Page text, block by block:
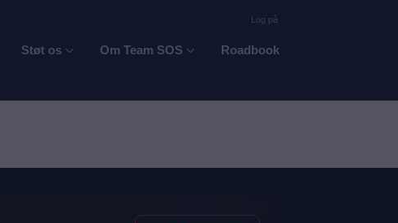
Log på
Støt os Om Team SOS Roadbook